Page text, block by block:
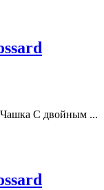
Чашка С двойным ...